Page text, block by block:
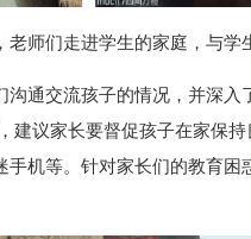
师们走进学生的家庭，与学
通交流孩子的情况，并深
建议家长要督促孩子在家保
机等。针对家长们的教育